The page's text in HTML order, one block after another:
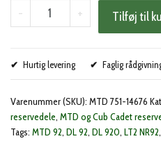
-
MTD
magnetventil
14676)
+ Tilføj til
Hurtig levering Faglig
Varenummer (SKU): MTD 751-14676
reservedele, MTD og Cub Cadet
Tags: MTD 92, DL 92, DL 920, LT2 NR92,